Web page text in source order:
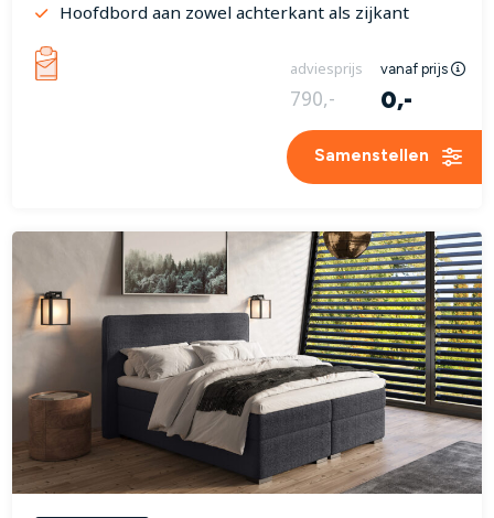
Hoofdbord aan zowel achterkant als zijkant
adviesprijs vanaf prijs
790,- 0,-
Samenstellen